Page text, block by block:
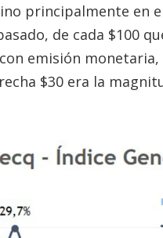
principalmente en
de cada $100
emisión
$30 era la